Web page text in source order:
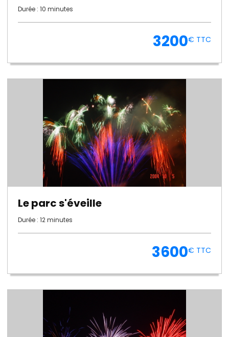
Durée : 10 minutes
3200€ TTC
Le parc s'éveille
Durée : 12 minutes
3600€ TTC